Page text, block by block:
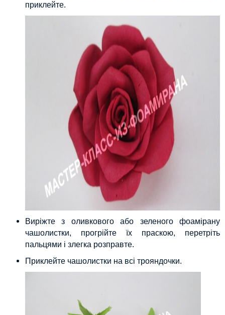
приклейте.
Виріжте з оливкового або зеленого фоамірану
чашолистки, прогрійте їх праскою, перетріть
пальцями і злегка розправте.
Приклейте чашолистки на всі трояндочки.